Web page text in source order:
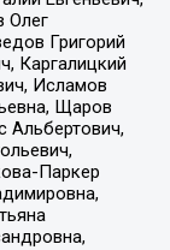
Олег
Григорий
Каргалицкий
Исламов
Щаров
Альбертович,
Паркер